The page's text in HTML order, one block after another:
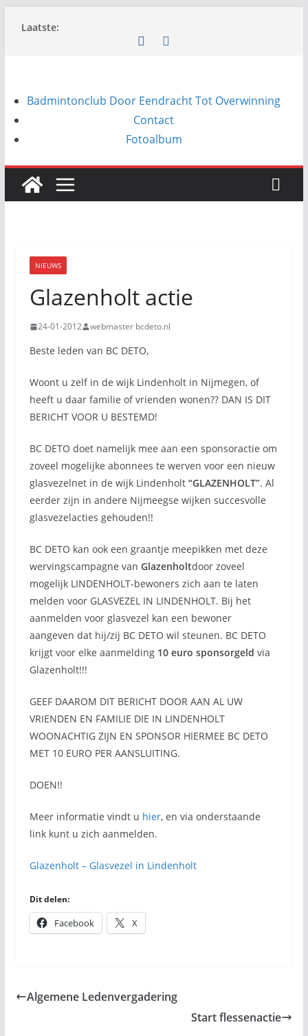
naar
Laatste:
Badmintonclub Door Eendracht Tot Overwinning
Contact
Fotoalbum
NIEUWS
Glazenholt actie
24-01-2012 webmaster bcdeto.nl
Beste leden van BC DETO,
Woont u zelf in de wijk Lindenholt in Nijmegen, of
heeft u daar familie of vrienden wonen?? DAN IS DIT
BERICHT VOOR U BESTEMD!
BC DETO doet namelijk mee aan een sponsoractie om
zoveel mogelijke abonnees te werven voor een nieuw
glasvezelnet in de wijk Lindenholt “GLAZENHOLT”. Al
eerder zijn in andere Nijmeegse wijken succesvolle
glasvezelacties gehouden!!
BC DETO kan ook een graantje meepikken met deze
wervingscampagne van Glazenholtdoor zoveel
mogelijk LINDENHOLT-bewoners zich aan te laten
melden voor GLASVEZEL IN LINDENHOLT. Bij het
aanmelden voor glasvezel kan een bewoner
aangeven dat hij/zij BC DETO wil steunen. BC DETO
krijgt voor elke aanmelding 10 euro sponsorgeld via
Glazenholt!!!
GEEF DAAROM DIT BERICHT DOOR AAN AL UW
VRIENDEN EN FAMILIE DIE IN LINDENHOLT
WOONACHTIG ZIJN EN SPONSOR HIERMEE BC DETO
MET 10 EURO PER AANSLUITING.
DOEN!!
Meer informatie vindt u hier, en via onderstaande
link kunt u zich aanmelden.
Glazenholt – Glasvezel in Lindenholt
Dit delen:
Facebook X
Algemene Ledenvergadering
Start flessenactie